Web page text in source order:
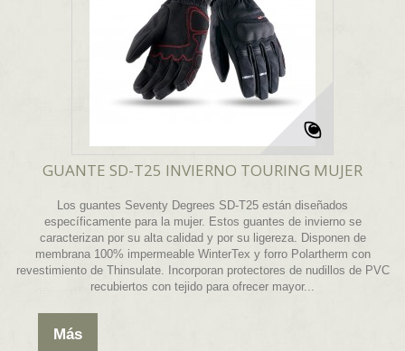
GUANTE SD-T25 INVIERNO TOURING MUJER
Los guantes Seventy Degrees SD-T25 están diseñados
específicamente para la mujer. Estos guantes de invierno se
caracterizan por su alta calidad y por su ligereza. Disponen de
membrana 100% impermeable WinterTex y forro Polartherm con
revestimiento de Thinsulate. Incorporan protectores de nudillos de PVC
recubiertos con tejido para ofrecer mayor...
Más